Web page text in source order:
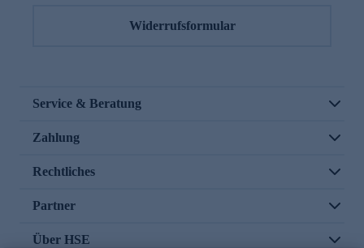
Widerrufsformular
Service & Beratung
Zahlung
Rechtliches
Partner
Über HSE